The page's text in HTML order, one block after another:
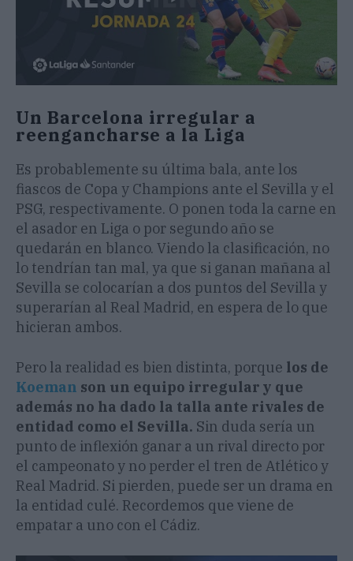
Un Barcelona irregular a
reengancharse a la Liga
Es probablemente su última bala, ante los
fiascos de Copa y Champions ante el Sevilla y el
PSG, respectivamente. O ponen toda la carne en
el asador en Liga o por segundo año se
quedarán en blanco. Viendo la clasificación, no
lo tendrían tan mal, ya que si ganan mañana al
Sevilla se colocarían a dos puntos del Sevilla y
superarían al Real Madrid, en espera de lo que
hicieran ambos.
Pero la realidad es bien distinta, porque los de
Koeman son un equipo irregular y que
además no ha dado la talla ante rivales de
entidad como el Sevilla. Sin duda sería un
punto de inflexión ganar a un rival directo por
el campeonato y no perder el tren de Atlético y
Real Madrid. Si pierden, puede ser un drama en
la entidad culé. Recordemos que viene de
empatar a uno con el Cádiz.